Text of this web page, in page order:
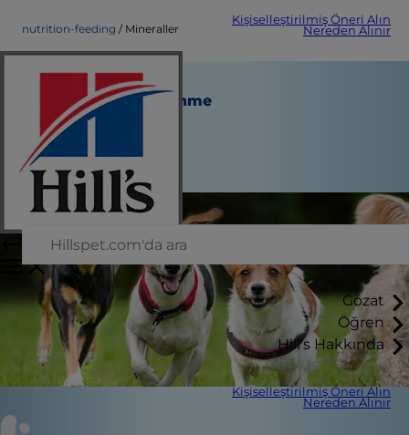
Kişiselleştirilmiş Öneri Alın
Nereden Alınır
Gözat
Öğren
Hill's Hakkında
Kişiselleştirilmiş Öneri Alın
Nereden Alınır
nutrition-feeding Mineraller
Mineraller
Beslenme ve Beslenme
Personel Yazarı
Ocak 05, 2015